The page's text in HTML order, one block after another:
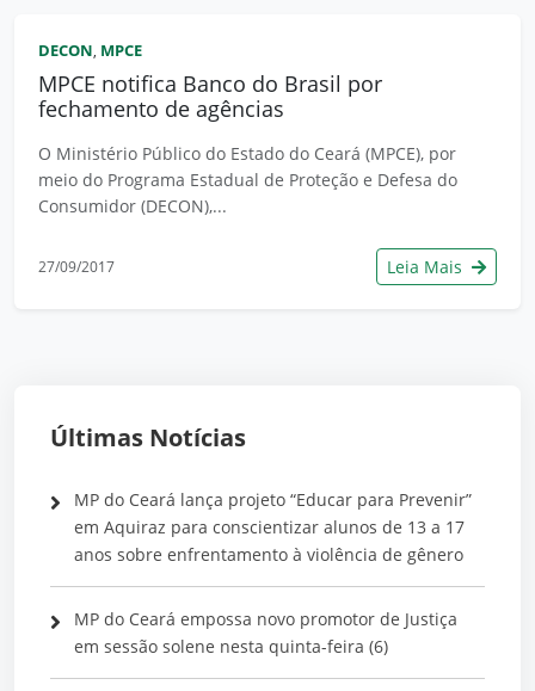
DECON, MPCE
MPCE notifica Banco do Brasil por
fechamento de agências
O Ministério Público do Estado do Ceará (MPCE), por
meio do Programa Estadual de Proteção e Defesa do
Consumidor (DECON),...
27/09/2017 Leia Mais
Últimas Notícias
MP do Ceará lança projeto “Educar para Prevenir”
em Aquiraz para conscientizar alunos de 13 a 17
anos sobre enfrentamento à violência de gênero
MP do Ceará empossa novo promotor de Justiça
em sessão solene nesta quinta-feira (6)